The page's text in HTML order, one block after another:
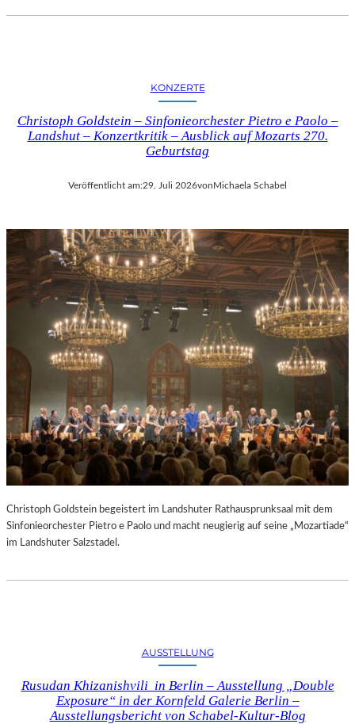
KONZERTE
Christoph Goldstein – Sinfonieorchester Pietro e Paolo –
Landshut – Konzertkritik – Ausblick auf Mozarts 270.
Geburtstag
Veröffentlicht am:29. Juli 2026von Michaela Schabel
Christoph Goldstein begeistert im Landshuter Rathausprunksaal mit dem
Sinfonieorchester Pietro e Paolo und macht neugierig auf seine „Mozartiade“
im Landshuter Salzstadel.
AUSSTELLUNG
Rusudan Khizanishvili in Berlin – Ausstellung „Double
Exposure“ in der Kornfeld Galerie Berlin –
Ausstellungsbericht von Schabel-Kultur-Blog